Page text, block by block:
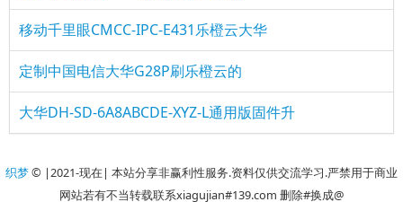
移动千里眼CMCC-IPC-E431乐橙云大华
定制中国电信大华G28P刷乐橙云的
大华DH-SD-6A8ABCDE-XYZ-L通用版固件升
织梦© |2021-现在| 本站分享非赢利性服务.资料仅供交流学习.严禁用于商业
网站若有不当转载联系xiagujian#139.com 删除#换成@